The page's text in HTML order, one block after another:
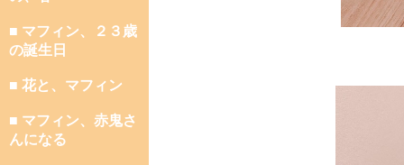
■ マフィン、２３歳
の誕生日
■ 花と、マフィン
■ マフィン、赤鬼さ
んになる